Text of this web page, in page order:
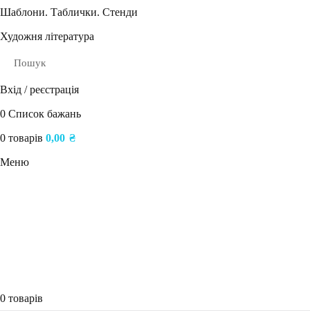
Шаблони. Таблички. Стенди
Художня література
Пошук
Вхід / реєстрація
0 Список бажань
0 товарів 0,00 ₴
Меню
0 товарів